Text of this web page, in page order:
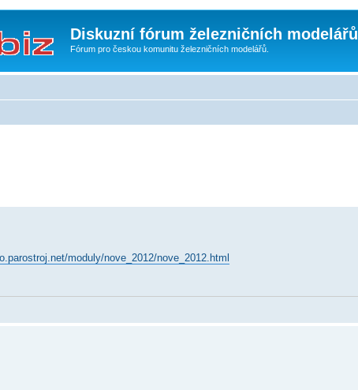
Diskuzní fórum železničních modelářů
Fórum pro českou komunitu železničních modelářů.
moduly/nove_2012/nove_2012.html